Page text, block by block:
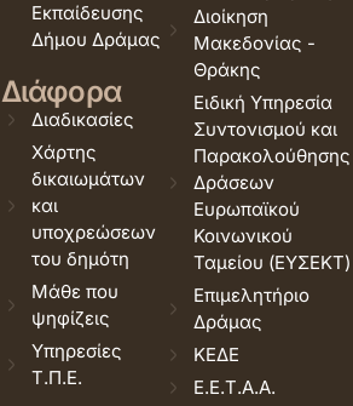
Εκπαίδευσης
Δήμου Δράμας
Διάφορα
Διαδικασίες
Χάρτης
δικαιωμάτων
και
υποχρεώσεων
του δημότη
Μάθε που
ψηφίζεις
Υπηρεσίες
Τ.Π.Ε.
Διοίκηση
Μακεδονίας -
Θράκης
Ειδική Υπηρεσία
Συντονισμού και
Παρακολούθησης
Δράσεων
Ευρωπαϊκού
Κοινωνικού
Ταμείου (ΕΥΣΕΚΤ)
Επιμελητήριο
Δράμας
ΚΕΔΕ
Ε.Ε.Τ.Α.Α.